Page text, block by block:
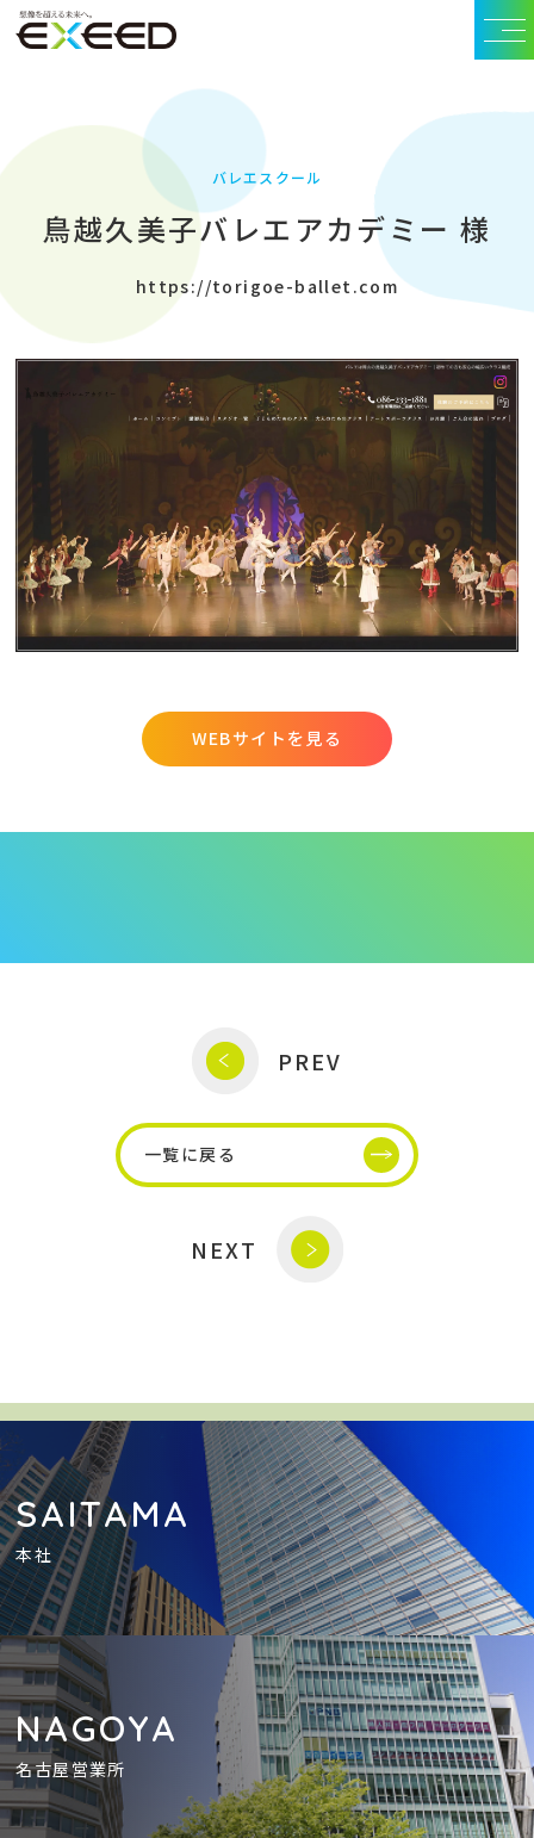
バレエスクール
鳥越久美子バレエアカデミー 様
https://torigoe-ballet.com
WEBサイトを見る
PREV
一覧に戻る
NEXT
SAITAMA
本社
NAGOYA
名古屋営業所